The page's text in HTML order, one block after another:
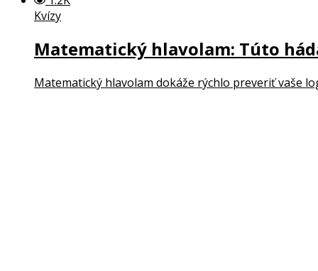
Kvízy
Matematický hlavolam: Túto
Matematický hlavolam dokáže rýchlo preveriť vaše